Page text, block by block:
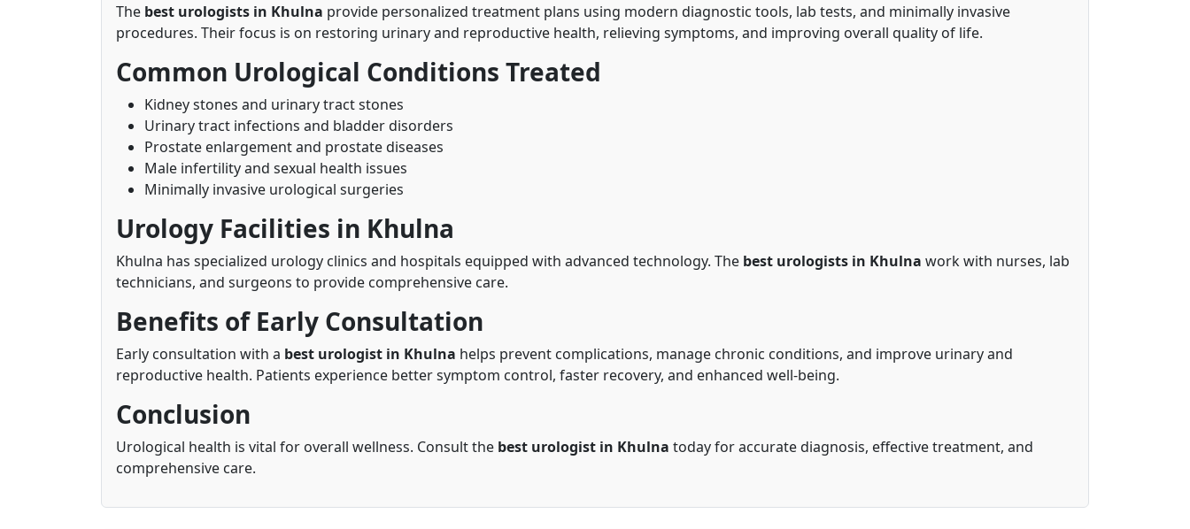
The best urologists in Khulna provide personalized treatment plans using modern diagnostic tools, lab tests, and minimally invasive
procedures. Their focus is on restoring urinary and reproductive health, relieving symptoms, and improving overall quality of life.
Common Urological Conditions Treated
Kidney stones and urinary tract stones
Urinary tract infections and bladder disorders
Prostate enlargement and prostate diseases
Male infertility and sexual health issues
Minimally invasive urological surgeries
Urology Facilities in Khulna
Khulna has specialized urology clinics and hospitals equipped with advanced technology. The best urologists in Khulna work with nurses, lab
technicians, and surgeons to provide comprehensive care.
Benefits of Early Consultation
Early consultation with a best urologist in Khulna helps prevent complications, manage chronic conditions, and improve urinary and
reproductive health. Patients experience better symptom control, faster recovery, and enhanced well-being.
Conclusion
Urological health is vital for overall wellness. Consult the best urologist in Khulna today for accurate diagnosis, effective treatment, and
comprehensive care.